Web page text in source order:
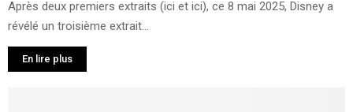
Après deux premiers extraits (ici et ici), ce 8 mai 2025, Disney a
révélé un troisième extrait...
En lire plus